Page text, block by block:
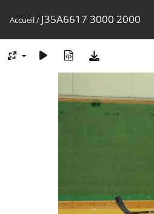
Accueil/ J35A6617 3000 2000